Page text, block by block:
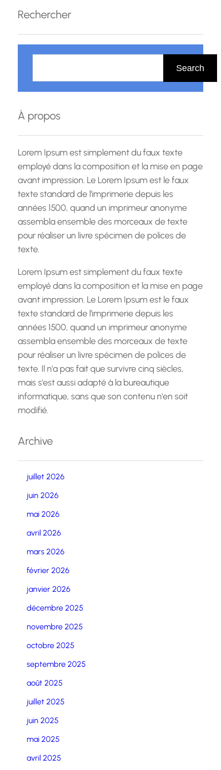
rôle essentiel dans l’amélioration continue des
pratiques et des standards…
Rechercher
h
r
c
h
Search
À propos
Lorem Ipsum est simplement du faux texte
employé dans la composition et la mise en page
avant impression. Le Lorem Ipsum est le faux
texte standard de l'imprimerie depuis les
années 1500, quand un imprimeur anonyme
assembla ensemble des morceaux de texte
pour réaliser un livre spécimen de polices de
texte.
Lorem Ipsum est simplement du faux texte
employé dans la composition et la mise en page
avant impression. Le Lorem Ipsum est le faux
texte standard de l'imprimerie depuis les
années 1500, quand un imprimeur anonyme
assembla ensemble des morceaux de texte
pour réaliser un livre spécimen de polices de
texte. Il n'a pas fait que survivre cinq siècles,
mais s'est aussi adapté à la bureautique
informatique, sans que son contenu n'en soit
modifié.
Archive
juillet 2026
juin 2026
mai 2026
avril 2026
mars 2026
février 2026
janvier 2026
décembre 2025
novembre 2025
octobre 2025
septembre 2025
août 2025
juillet 2025
juin 2025
mai 2025
avril 2025